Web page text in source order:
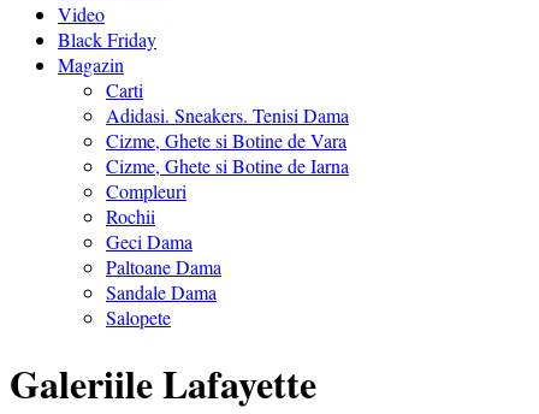
Video
Black Friday
Magazin
Carti
Adidasi. Sneakers. Tenisi Dama
Cizme, Ghete si Botine de Vara
Cizme, Ghete si Botine de Iarna
Compleuri
Rochii
Geci Dama
Paltoane Dama
Sandale Dama
Salopete
Galeriile Lafayette